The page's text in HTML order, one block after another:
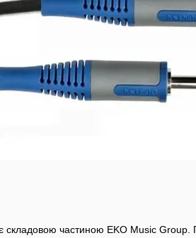
складовою частиною EKO Music Group.